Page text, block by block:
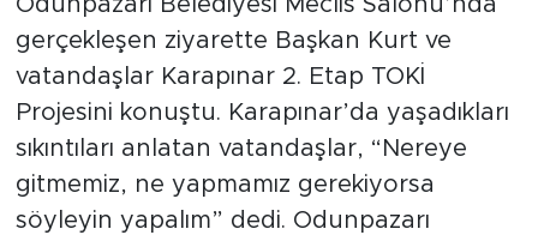
gerçekleşen ziyarette Başkan Kurt ve
vatandaşlar Karapınar 2. Etap TOKİ
Projesini konuştu. Karapınar’da yaşadıkları
sıkıntıları anlatan vatandaşlar, “Nereye
gitmemiz, ne yapmamız gerekiyorsa
söyleyin yapalım” dedi. Odunpazarı